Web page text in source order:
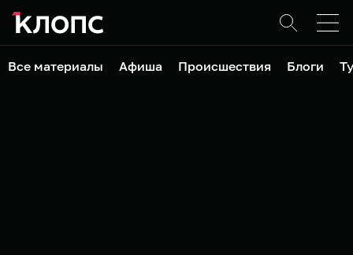
Все материалы Афиша Происшествия Блоги